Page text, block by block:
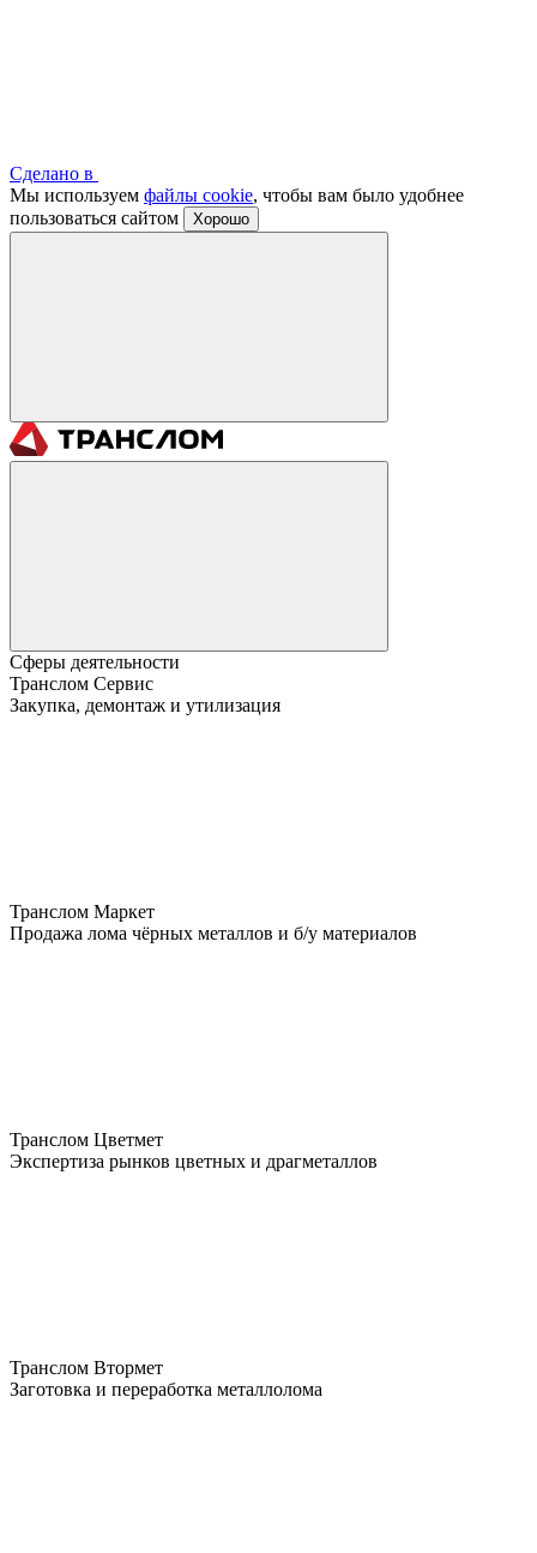
Сделано в
Мы используем файлы cookie, чтобы вам было удобнее
пользоваться сайтом
Хорошо
Сферы деятельности
Транслом Сервис
Закупка, демонтаж и утилизация
Транслом Маркет
Продажа лома чёрных металлов и б/у материалов
Транслом Цветмет
Экспертиза рынков цветных и драгметаллов
Транслом Втормет
Заготовка и переработка металлолома